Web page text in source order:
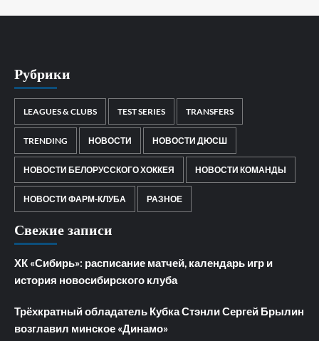
Рубрики
LEAGUES & CLUBS TEST SERIES TRANSFERS
TRENDING НОВОСТИ НОВОСТИ ДЮСШ
НОВОСТИ БЕЛОРУССКОГО ХОККЕЯ НОВОСТИ КОМАНДЫ
НОВОСТИ ФАРМ-КЛУБА РАЗНОЕ
Свежие записи
ХК «Сибирь»: расписание матчей, календарь игр и
история новосибирского клуба
Трёхкратный обладатель Кубка Стэнли Сергей Брылин
возглавил минское «Динамо»